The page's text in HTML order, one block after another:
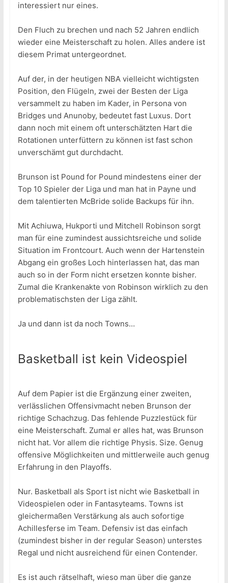
interessiert nur eines.
Den Fluch zu brechen und nach 52 Jahren endlich
wieder eine Meisterschaft zu holen. Alles andere ist
diesem Primat untergeordnet.
Auf der, in der heutigen NBA vielleicht wichtigsten
Position, den Flügeln, zwei der Besten der Liga
versammelt zu haben im Kader, in Persona von
Bridges und Anunoby, bedeutet fast Luxus. Dort
dann noch mit einem oft unterschätzten Hart die
Rotationen unterfüttern zu können ist fast schon
unverschämt gut durchdacht.
Brunson ist Pound for Pound mindestens einer der
Top 10 Spieler der Liga und man hat in Payne und
dem talentierten McBride solide Backups für ihn.
Mit Achiuwa, Hukporti und Mitchell Robinson sorgt
man für eine zumindest aussichtsreiche und solide
Situation im Frontcourt. Auch wenn der Hartenstein
Abgang ein großes Loch hinterlassen hat, das man
auch so in der Form nicht ersetzen konnte bisher.
Zumal die Krankenakte von Robinson wirklich zu den
problematischsten der Liga zählt.
Ja und dann ist da noch Towns…
Basketball ist kein Videospiel
Auf dem Papier ist die Ergänzung einer zweiten,
verlässlichen Offensivmacht neben Brunson der
richtige Schachzug. Das fehlende Puzzlestück für
eine Meisterschaft. Zumal er alles hat, was Brunson
nicht hat. Vor allem die richtige Physis. Size. Genug
offensive Möglichkeiten und mittlerweile auch genug
Erfahrung in den Playoffs.
Nur. Basketball als Sport ist nicht wie Basketball in
Videospielen oder in Fantasyteams. Towns ist
gleichermaßen Verstärkung als auch sofortige
Achillesferse im Team. Defensiv ist das einfach
(zumindest bisher in der regular Season) unterstes
Regal und nicht ausreichend für einen Contender.
Es ist auch rätselhaft, wieso man über die ganze